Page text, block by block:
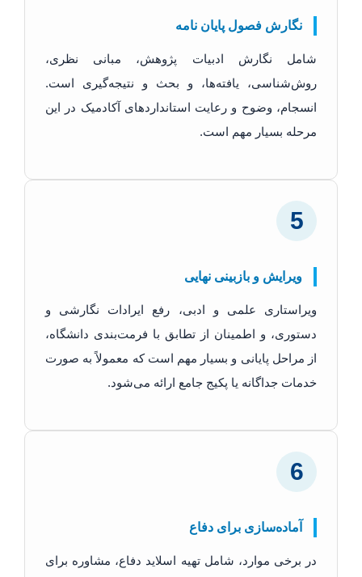
نگارش فصول پایان نامه
شامل نگارش ادبیات پژوهش، مبانی نظری،
روش‌شناسی، یافته‌ها، و بحث و نتیجه‌گیری است.
انسجام، وضوح و رعایت استانداردهای آکادمیک در این
مرحله بسیار مهم است.
5
ویرایش و بازبینی نهایی
ویراستاری علمی و ادبی، رفع ایرادات نگارشی و
دستوری، و اطمینان از تطابق با فرمت‌بندی دانشگاه،
از مراحل پایانی و بسیار مهم است که معمولاً به صورت
خدمات جداگانه یا پکیج جامع ارائه می‌شود.
6
آماده‌سازی برای دفاع
در برخی موارد، شامل تهیه اسلاید دفاع، مشاوره برای